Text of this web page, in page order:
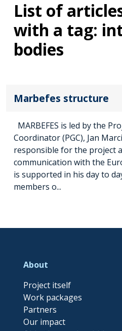
List of
with a tag:
bodies
Marbefes structure
MARBEFES is led by the
Coordinator (PGC), Jan
responsible for the project
communication with the
is supported in his day to
members o...
About
Project itself
Work packages
Partners
Our impact